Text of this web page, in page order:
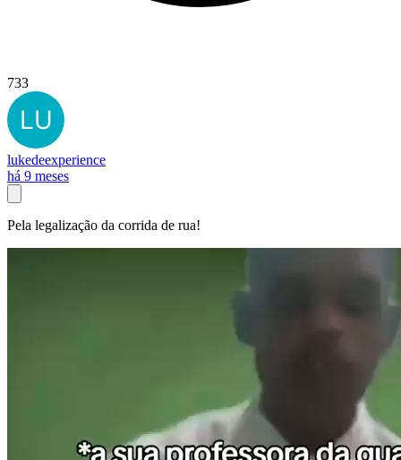
733
lukedeexperience
há 9 meses
Pela legalização da corrida de rua!